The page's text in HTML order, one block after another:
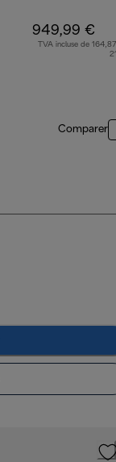
949,99 €
TVA incluse de
Comparer